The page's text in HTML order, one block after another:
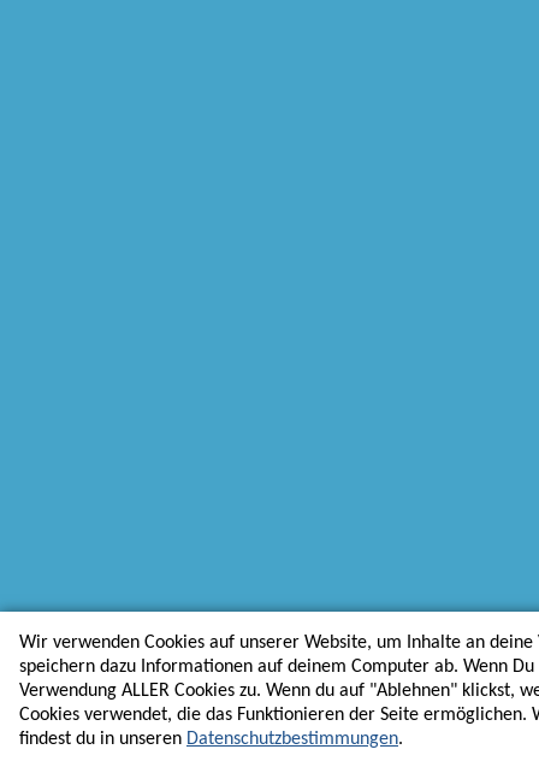
Wir verwenden Cookies auf unserer Website, um Inhalte an deine
speichern dazu Informationen auf deinem Computer ab. Wenn
Verwendung ALLER Cookies zu. Wenn du auf "Ablehnen" klickst,
Cookies verwendet, die das Funktionieren der Seite
findest du in unseren Datenschutzbestimmungen.